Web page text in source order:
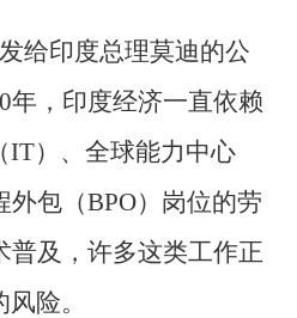
给印度总理莫迪的公
年，印度经济一直依赖
IT）、全球能力中心
外包（BPO）岗位的劳
及，许多这类工作正
险。